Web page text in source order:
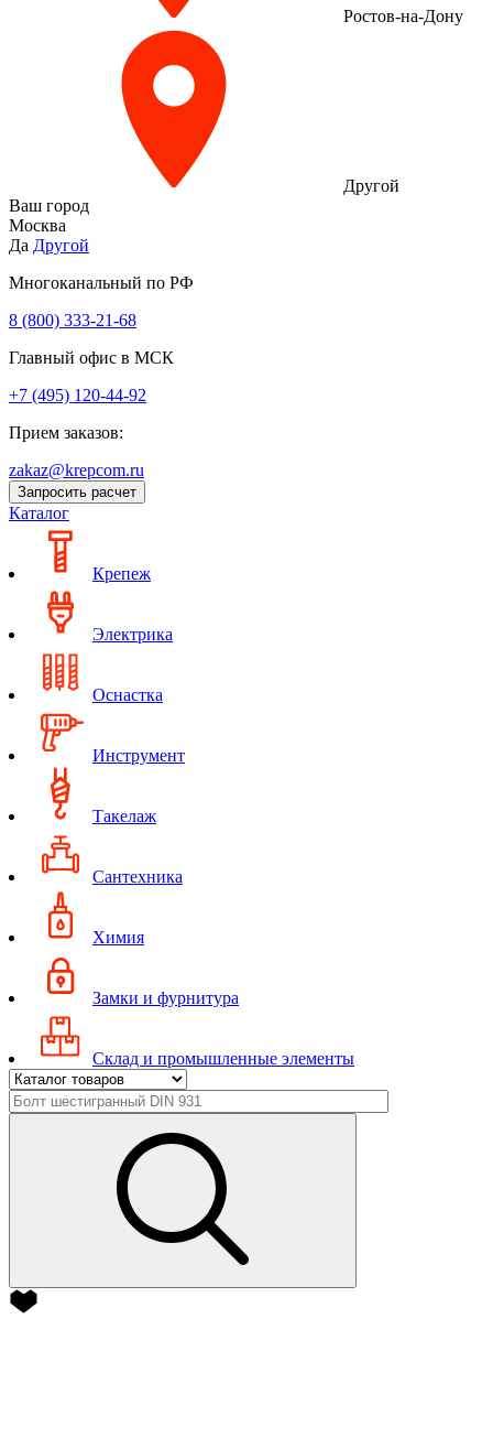
Ростов-на-Дону
Другой
Ваш город
Москва
Да Другой
Многоканальный по РФ
8 (800) 333‑21-68
Главный офис в МСК
+7 (495) 120-44-92
Прием заказов:
zakaz@krepcom.ru
Запросить расчет
Каталог
Крепеж
Электрика
Оснастка
Инструмент
Такелаж
Сантехника
Химия
Замки и фурнитура
Склад и промышленные элементы